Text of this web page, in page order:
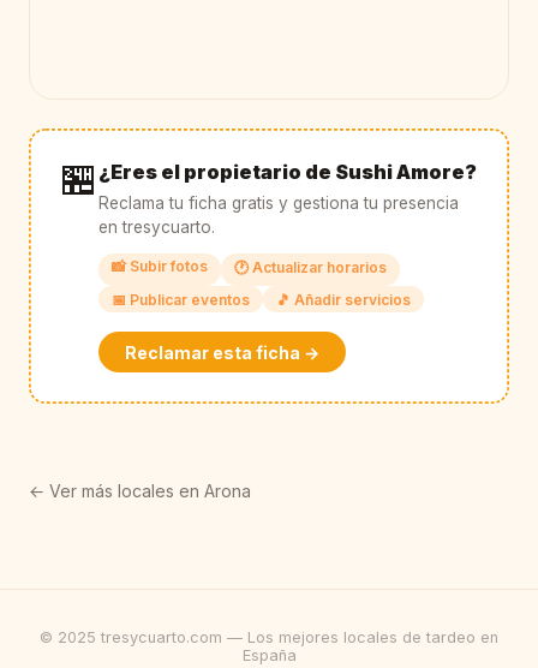
🏪 ¿Eres el propietario de Sushi Amore?
Reclama tu ficha gratis y gestiona tu presencia
en tresycuarto.
📸 Subir fotos
🕐 Actualizar horarios
📅 Publicar eventos
🎵 Añadir servicios
Reclamar esta ficha →
← Ver más locales en Arona
© 2025 tresycuarto.com — Los mejores locales de tardeo en
España